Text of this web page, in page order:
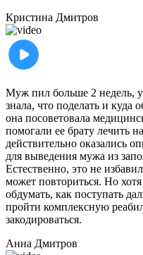
Кристина Дмитров
Муж пил больше 2 недель,
знала, что поделать и куда
она посоветовала
помогали ее брату лечить
действительно оказались
для выведения мужа из
Естественно, это не
может повториться. Но
обдумать, как поступать
пройти комплексную
закодироваться.
Анна Дмитров